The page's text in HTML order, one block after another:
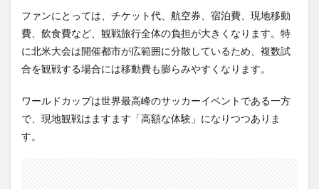
ファンにとっては、チケット代、航空券、宿泊費、現地移動
費、飲食費など、観戦旅行全体の負担が大きくなります。特
に北米大会は開催都市が広範囲に分散しているため、複数試
合を観戦する場合には移動費も膨らみやすくなります。
ワールドカップは世界最高峰のサッカーイベントである一方
で、現地観戦はますます「高額な体験」になりつつありま
す。